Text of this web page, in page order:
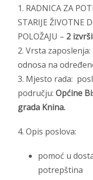
1. RADNICA ZA
STARIJE ŽIVOTNE
POLOŽAJU – 2
2. Vrsta
odnosa na
3. Mjesto rada:
području: Općine
grada Knina.
4. Opis poslova:
pomoć u
potrepština